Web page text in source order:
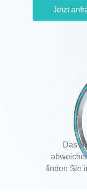
Jetzt
Das
finden Sie